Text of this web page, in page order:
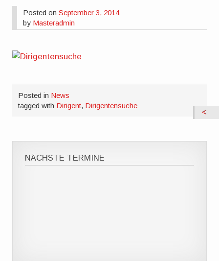
Posted onSeptember 3, 2014
by Masteradmin
Posted in News
tagged with Dirigent, Dirigentensuche
NÄCHSTE TERMINE